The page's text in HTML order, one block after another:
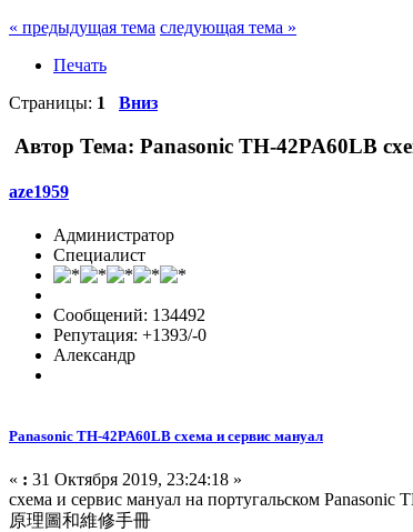
« предыдущая тема следующая тема »
Печать
Страницы: 1 Вниз
Автор Тема: Panasonic TH-42PA60LB
aze1959
Администратор
Специалист
Сообщений: 134492
Репутация: +1393/-0
Александр
Panasonic TH-42PA60LB схема и сервис мануал
« : 31 Октября 2019, 23:24:18 »
схема и сервис мануал на португальском
原理圖和維修手冊